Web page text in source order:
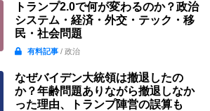
トランプ2.0で何が変わるのか？政治
システム・経済・外交・テック・移
民・社会問題
有料記事/ 政治
なぜバイデン大統領は撤退したの
か？年齢問題ありながら撤退しなか
った理由、トランプ陣営の誤算も